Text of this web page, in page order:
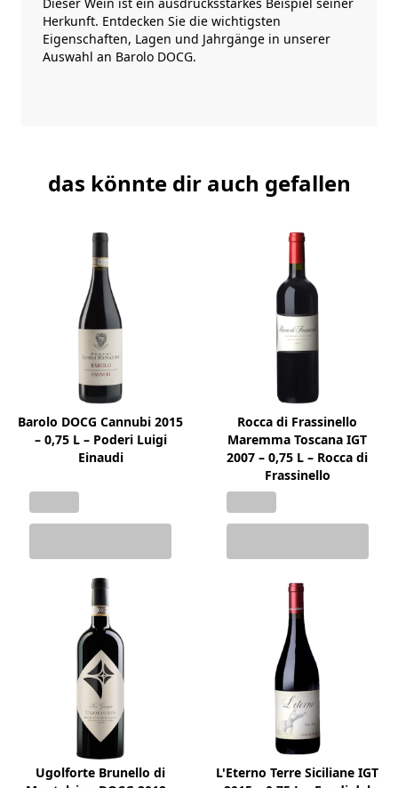
Herkunft. Entdecken Sie die wichtigsten
Eigenschaften, Lagen und Jahrgänge in unserer
Auswahl an Barolo DOCG.
das könnte dir auch gefallen
Barolo DOCG Cannubi 2015
– 0,75 L – Poderi Luigi
Einaudi
Rocca di Frassinello
Maremma Toscana IGT
2007 – 0,75 L – Rocca di
Frassinello
Ugolforte Brunello di
L'Eterno Terre Siciliane IGT